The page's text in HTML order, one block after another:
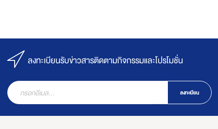
ลงทะเบียนรับข่าวสารติดตามกิจกรรมและโปรโมชั่น
ลงทะเบียน